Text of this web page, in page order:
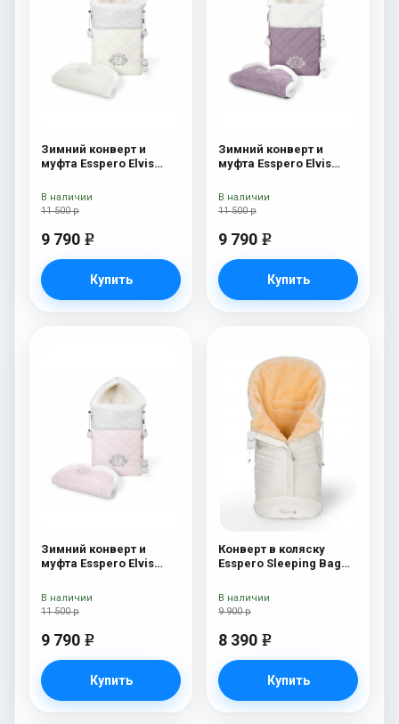
Зимний конверт и
муфта Esspero Elvis
11 500 р
9 790 e
Купить
В наличии
Зимний конверт и
муфта Esspero Elvis
11 500 р
9 790 e
Купить
В наличии
Зимний конверт и
муфта Esspero Elvis
Violet
11 500 р
9 790 e
Купить
В наличии
Конверт в коляску
Esspero Sleeping Bag
шерсть) Beige
9 900 р
8 390 e
Купить
В наличии